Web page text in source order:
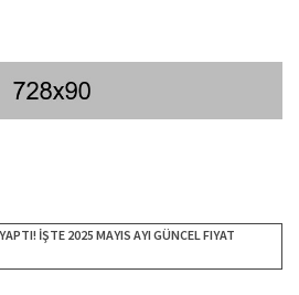
İŞTE 2025 MAYIS AYI GÜNCEL FIYAT